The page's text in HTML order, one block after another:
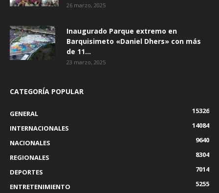
26 marzo, 2025
Inaugurado Parque extremo en
Barquisimeto «Daniel Dhers» con más
de 11...
23 marzo, 2025
CATEGORÍA POPULAR
GENERAL
15326
INTERNACIONALES
14084
NACIONALES
9640
REGIONALES
8304
DEPORTES
7014
ENTRETENIMIENTO
5255